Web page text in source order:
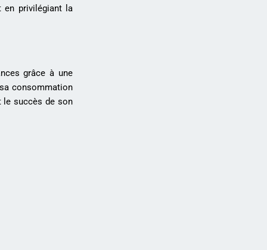
en privilégiant la
grâce à une
consommation
le succès de son